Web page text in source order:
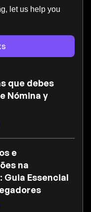
let us help you
que debes
Nómina y
e
na
Guia Essencial